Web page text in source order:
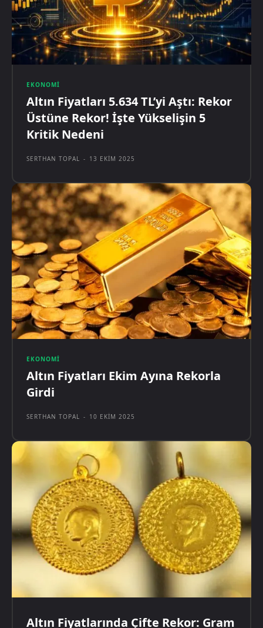
EKONOMI
Altın Fiyatları 5.634 TL’yi Aştı: Rekor
Üstüne Rekor! İşte Yükselişin 5
Kritik Nedeni
SERTHAN TOPAL - 13 EKIM 2025
EKONOMI
Altın Fiyatları Ekim Ayına Rekorla
Girdi
SERTHAN TOPAL - 10 EKIM 2025
Altın Fiyatlarında Çifte Rekor: Gram